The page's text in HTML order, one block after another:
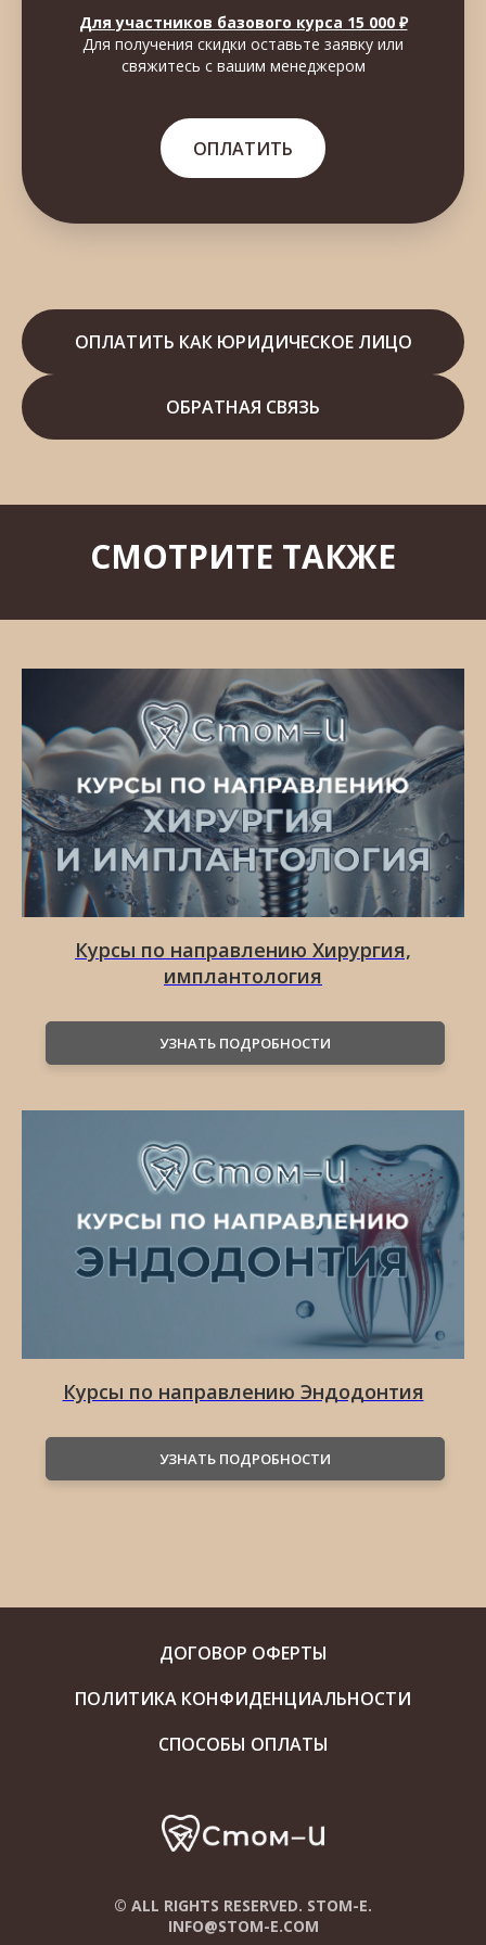
Для участников базового курса 15 000 ₽
Для получения скидки оставьте заявку или
свяжитесь с вашим менеджером
ОПЛАТИТЬ
ОПЛАТИТЬ КАК ЮРИДИЧЕСКОЕ ЛИЦО
ОБРАТНАЯ СВЯЗЬ
СМОТРИТЕ ТАКЖЕ
Курсы по направлению Хирургия,
имплантология
УЗНАТЬ ПОДРОБНОСТИ
Курсы по направлению Эндодонтия
УЗНАТЬ ПОДРОБНОСТИ
ДОГОВОР ОФЕРТЫ
ПОЛИТИКА КОНФИДЕНЦИАЛЬНОСТИ
СПОСОБЫ ОПЛАТЫ
© ALL RIGHTS RESERVED. STOM-E.
INFO@STOM-E.COM